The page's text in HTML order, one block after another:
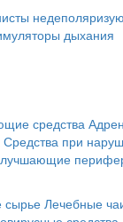
дыхания
средства
Средства при
сырье Лечебные